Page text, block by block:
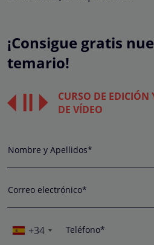
¡Consigue gratis
temario!
CURSO DE EDICIÓN
DE VÍDEO
Nombre y Apellidos*
Correo electrónico*
+34 Teléfono*